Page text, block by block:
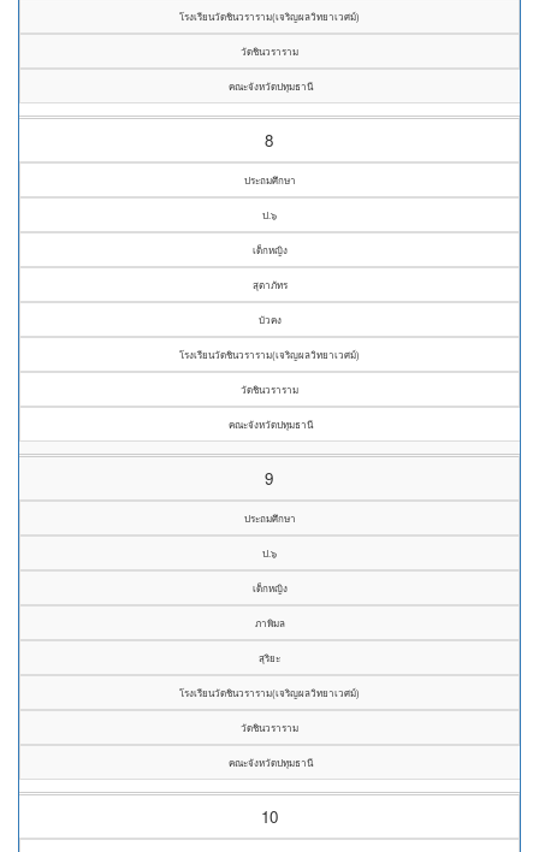
โรงเรียนวัดชินวราราม(เจริญผลวิทยาเวศม์)
วัดชินวราราม
คณะจังหวัดปทุมธานี
8
ประถมศึกษา
ป.๖
เด็กหญิง
สุตาภัทร
บัวคง
โรงเรียนวัดชินวราราม(เจริญผลวิทยาเวศม์)
วัดชินวราราม
คณะจังหวัดปทุมธานี
9
ประถมศึกษา
ป.๖
เด็กหญิง
ภาพิมล
สุริยะ
โรงเรียนวัดชินวราราม(เจริญผลวิทยาเวศม์)
วัดชินวราราม
คณะจังหวัดปทุมธานี
10